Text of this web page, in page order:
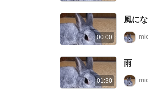
00:00
風に
01:30
雨